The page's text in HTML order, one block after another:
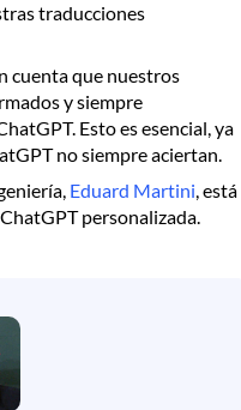
traducciones
cuenta que nuestros
y siempre
Esto es esencial, ya
no siempre aciertan.
Eduard Martini, está
personalizada.